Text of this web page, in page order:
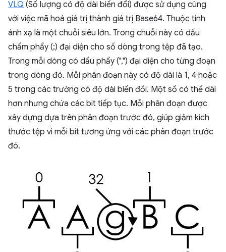
VLQ (Số lượng có độ dài biến đổi) được sử dụng cùng
với việc mã hoá giá trị thành giá trị Base64. Thuộc tính
ánh xạ là một chuỗi siêu lớn. Trong chuỗi này có dấu
chấm phẩy (;) đại diện cho số dòng trong tệp đã tạo.
Trong mỗi dòng có dấu phẩy (",") đại diện cho từng đoạn
trong dòng đó. Mỗi phân đoạn này có độ dài là 1, 4 hoặc
5 trong các trường có độ dài biến đổi. Một số có thể dài
hơn nhưng chứa các bit tiếp tục. Mỗi phân đoạn được
xây dựng dựa trên phân đoạn trước đó, giúp giảm kích
thước tệp vì mỗi bit tương ứng với các phân đoạn trước
đó.